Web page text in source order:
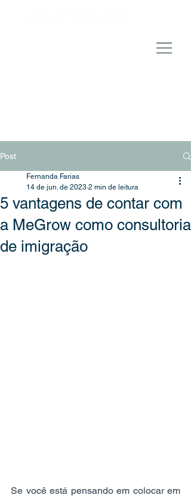
Post
5 vantagens de contar com
a MeGrow como consultoria
de imigração
Fernanda Farias
14 de jun. de 2023 2 min de leitura
Se você está pensando em colocar em